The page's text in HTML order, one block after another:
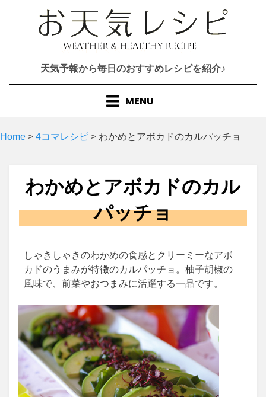
天気予報から毎日のおすすめレシピを紹介♪
MENU
Home > 4コマレシピ > わかめとアボカドのカルパッチョ
わかめとアボカドのカル
パッチョ
しゃきしゃきのわかめの食感とクリーミーなアボ
カドのうまみが特徴のカルパッチョ。柚子胡椒の
風味で、前菜やおつまみに活躍する一品です。